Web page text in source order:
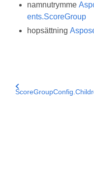
namnutrymme
ents.ScoreGroup
hopsättning